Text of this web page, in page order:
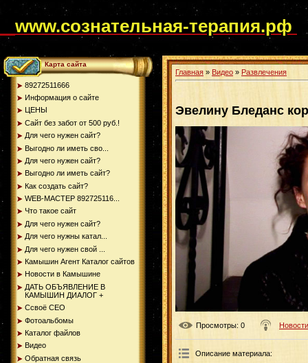
www.сознательная-терапия.рф
Карта сайта
89272511666
Информация о сайте
ЦЕНЫ
Сайт без забот от 500 руб.!
Для чего нужен сайт?
Выгодно ли иметь сво...
Для чего нужен сайт?
Выгодно ли иметь сайт?
Как создать сайт?
WEB-МАСТЕР 892725116...
Что такое сайт
Для чего нужен сайт?
Для чего нужны катал...
Для чего нужен свой ...
Камышин Агент Каталог сайтов
Новости в Камышине
ДАТЬ ОБЪЯВЛЕНИЕ В
КАМЫШИН ДИАЛОГ +
Ссвоё СЕО
Фотоальбомы
Каталог файлов
Видео
Обратная связь
Главная » Видео » Развлечения
Эвелину Бледанс
Просмотры: 0
Описание материала: